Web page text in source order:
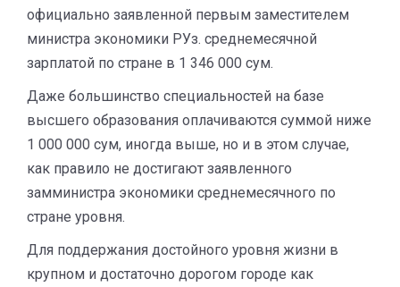
официально заявленной первым заместителем
министра экономики РУз. среднемесячной
зарплатой по стране в 1 346 000 сум.
Даже большинство специальностей на базе
высшего образования оплачиваются суммой ниже
1 000 000 сум, иногда выше, но и в этом случае,
как правило не достигают заявленного
замминистра экономики среднемесячного по
стране уровня.
Для поддержания достойного уровня жизни в
крупном и достаточно дорогом городе как